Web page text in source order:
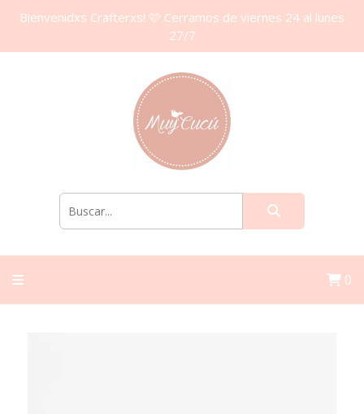
Bienvenidxs Crafterxs! 🩷 Cerramos de viernes 24 al lunes
27/7
0